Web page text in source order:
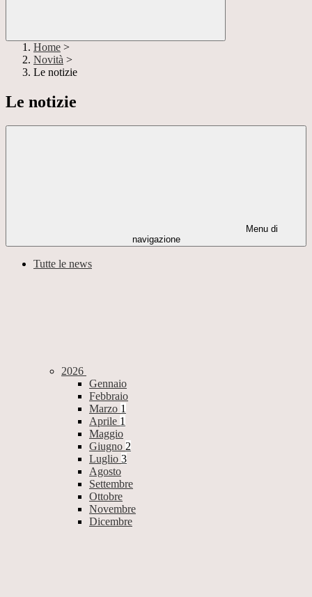
Home >
Novità >
Le notizie
Le notizie
Menu di
navigazione
Tutte le news
2026
Gennaio
Febbraio
Marzo 1
Aprile 1
Maggio
Giugno 2
Luglio 3
Agosto
Settembre
Ottobre
Novembre
Dicembre